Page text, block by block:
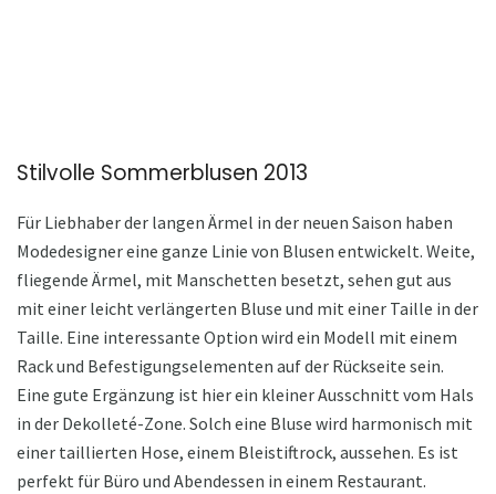
Stilvolle Sommerblusen 2013
Für Liebhaber der langen Ärmel in der neuen Saison haben
Modedesigner eine ganze Linie von Blusen entwickelt. Weite,
fliegende Ärmel, mit Manschetten besetzt, sehen gut aus
mit einer leicht verlängerten Bluse und mit einer Taille in der
Taille. Eine interessante Option wird ein Modell mit einem
Rack und Befestigungselementen auf der Rückseite sein.
Eine gute Ergänzung ist hier ein kleiner Ausschnitt vom Hals
in der Dekolleté-Zone. Solch eine Bluse wird harmonisch mit
einer taillierten Hose, einem Bleistiftrock, aussehen. Es ist
perfekt für Büro und Abendessen in einem Restaurant.